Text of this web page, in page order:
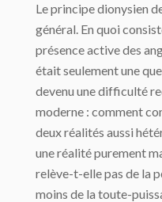
Le principe dionysien
général. En quoi
présence active des
était seulement une
devenu une difficulté
moderne : comment
deux réalités aussi
une réalité purement
relève-t-elle pas de la
moins de la toute-